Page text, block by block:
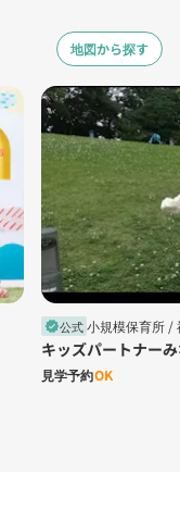
地図から探す
verified公式小規模保育所 /
キッズパートナー
見学予約OK